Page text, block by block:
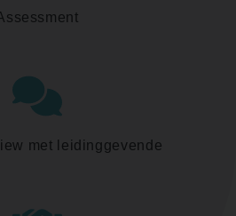
met leidinggevende